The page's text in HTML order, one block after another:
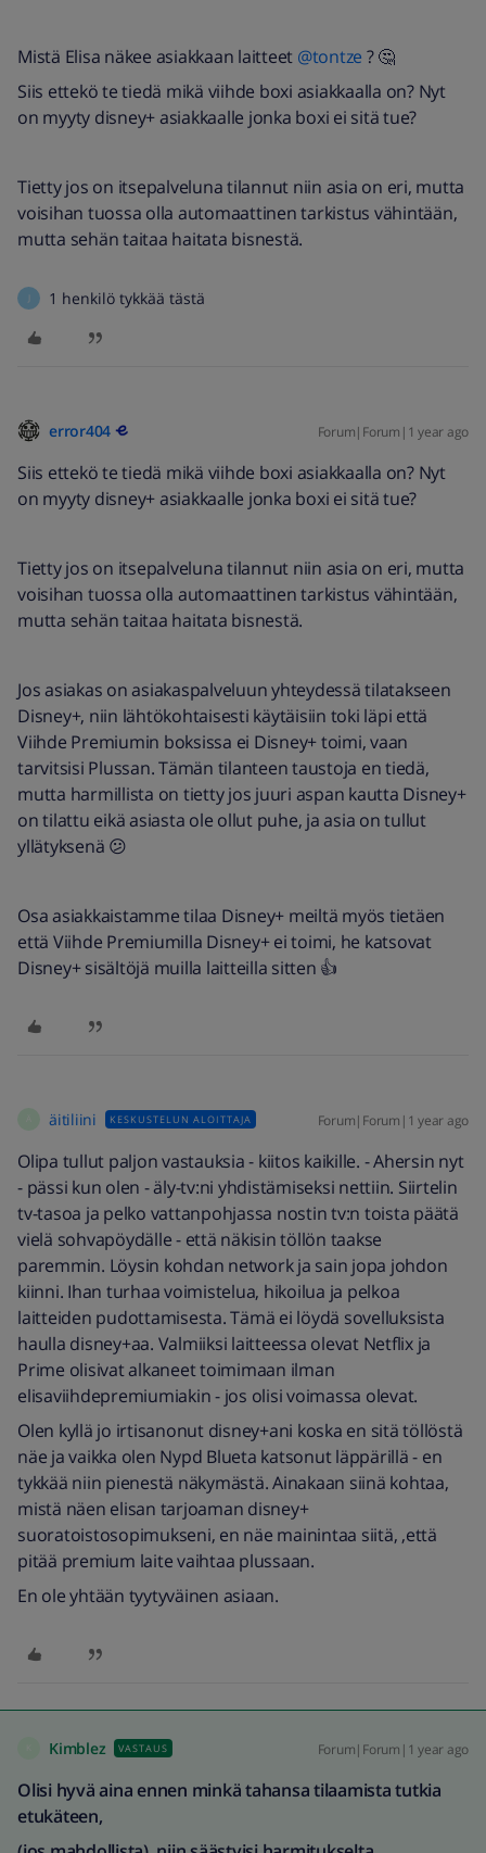
Mistä Elisa näkee asiakkaan laitteet ​ @tontze ? 🤔
Siis ettekö te tiedä mikä viihde boxi asiakkaalla on? Nyt
on myyty disney+ asiakkaalle jonka boxi ei sitä tue?
Tietty jos on itsepalveluna tilannut niin asia on eri, mutta
voisihan tuossa olla automaattinen tarkistus vähintään,
mutta sehän taitaa haitata bisnestä.
1 henkilö tykkää tästä
error404 Forum|Forum|1 year ago
Siis ettekö te tiedä mikä viihde boxi asiakkaalla on? Nyt
on myyty disney+ asiakkaalle jonka boxi ei sitä tue?
Tietty jos on itsepalveluna tilannut niin asia on eri, mutta
voisihan tuossa olla automaattinen tarkistus vähintään,
mutta sehän taitaa haitata bisnestä.
Jos asiakas on asiakaspalveluun yhteydessä tilatakseen
Disney+, niin lähtökohtaisesti käytäisiin toki läpi että
Viihde Premiumin boksissa ei Disney+ toimi, vaan
tarvitsisi Plussan. Tämän tilanteen taustoja en tiedä,
mutta harmillista on tietty jos juuri aspan kautta Disney+
on tilattu eikä asiasta ole ollut puhe, ja asia on tullut
yllätyksenä 😕
Osa asiakkaistamme tilaa Disney+ meiltä myös tietäen
että Viihde Premiumilla Disney+ ei toimi, he katsovat
Disney+ sisältöjä muilla laitteilla sitten 👍
äitiliini KESKUSTELUN ALOITTAJA Forum|Forum|1 year ago
Olipa tullut paljon vastauksia - kiitos kaikille. - Ahersin nyt
- pässi kun olen - äly-tv:ni yhdistämiseksi nettiin. Siirtelin
tv-tasoa ja pelko vattanpohjassa nostin tv:n toista päätä
vielä sohvapöydälle - että näkisin töllön taakse
paremmin. Löysin kohdan network ja sain jopa johdon
kiinni. Ihan turhaa voimistelua, hikoilua ja pelkoa
laitteiden pudottamisesta. Tämä ei löydä sovelluksista
haulla disney+aa. Valmiiksi laitteessa olevat Netflix ja
Prime olisivat alkaneet toimimaan ilman
elisaviihdepremiumiakin - jos olisi voimassa olevat.
Olen kyllä jo irtisanonut disney+ani koska en sitä töllöstä
näe ja vaikka olen Nypd Blueta katsonut läppärillä - en
tykkää niin pienestä näkymästä. Ainakaan siinä kohtaa,
mistä näen elisan tarjoaman disney+
suoratoistosopimukseni, en näe mainintaa siitä, ,että
pitää premium laite vaihtaa plussaan.
En ole yhtään tyytyväinen asiaan.
Kimblez VASTAUS Forum|Forum|1 year ago
Olisi hyvä aina ennen minkä tahansa tilaamista tutkia
etukäteen,